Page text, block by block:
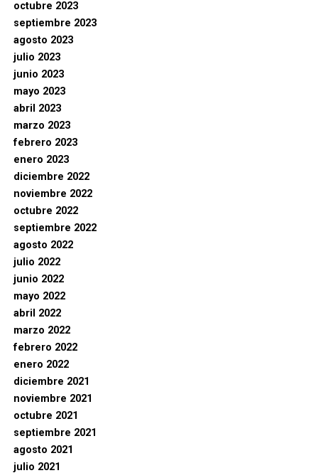
octubre 2023
septiembre 2023
agosto 2023
julio 2023
junio 2023
mayo 2023
abril 2023
marzo 2023
febrero 2023
enero 2023
diciembre 2022
noviembre 2022
octubre 2022
septiembre 2022
agosto 2022
julio 2022
junio 2022
mayo 2022
abril 2022
marzo 2022
febrero 2022
enero 2022
diciembre 2021
noviembre 2021
octubre 2021
septiembre 2021
agosto 2021
julio 2021